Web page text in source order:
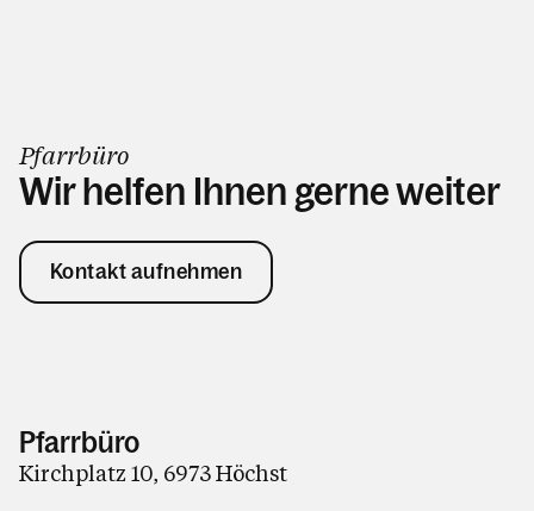
Pfarrbüro
Wir helfen Ihnen gerne weiter
Kontakt aufnehmen
Pfarrbüro
Kirchplatz 10, 6973 Höchst